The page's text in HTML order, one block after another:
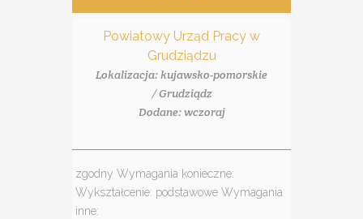
Powiatowy Urząd Pracy w
Grudziądzu
Lokalizacja: kujawsko-pomorskie
/ Grudziądz
Dodane: wczoraj
zgodny Wymagania konieczne:
Wykształcenie: podstawowe Wymagania
inne: